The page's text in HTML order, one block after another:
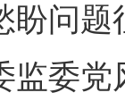
问题
监委